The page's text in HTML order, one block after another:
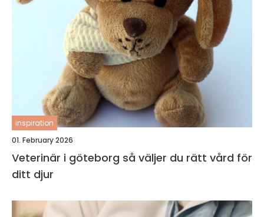
inspiration
01. February 2026
Veterinär i göteborg så väljer du rätt vård för
ditt djur